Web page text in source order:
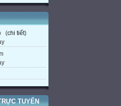
(chi tiết)
TUYẾN